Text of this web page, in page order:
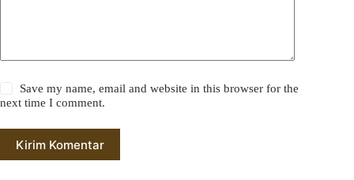
Save my name, email and website in this browser for the
next time I comment.
Kirim Komentar